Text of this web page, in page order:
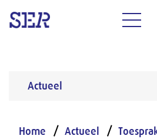
Actueel
Home Actueel